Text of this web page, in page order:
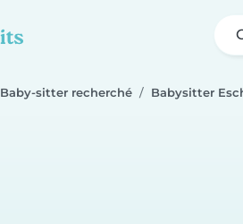
Baby-sitter recherché Babysitter